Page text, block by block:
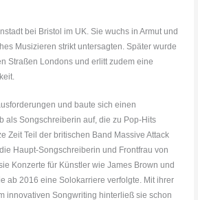
bei Bristol im UK. Sie wuchs in Armut und
Musizieren strikt untersagten. Später wurde
Straßen Londons und erlitt zudem eine
und baute sich einen
als Songschreiberin auf, die zu Pop-Hits
Zeit Teil der britischen Band Massive Attack
Haupt-Songschreiberin und Frontfrau von
Konzerte für Künstler wie James Brown und
ab 2016 eine Solokarriere verfolgte. Mit ihrer
innovativen Songwriting hinterließ sie schon